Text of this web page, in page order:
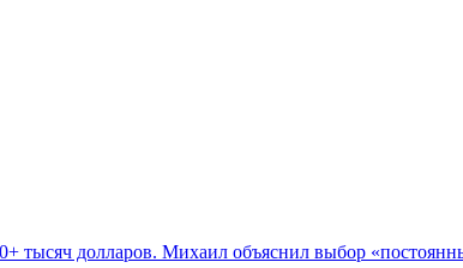
тысяч долларов. Михаил объяснил выбор